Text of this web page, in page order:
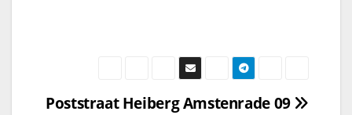
Poststraat Heiberg Amstenrade 09